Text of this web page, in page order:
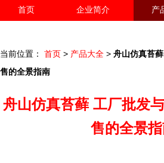
首页 企业简介 产
当前位置： 首页 > 产品大全 > 舟山仿真苔
售的全景指南
舟山仿真苔藓 工厂批发
售的全景